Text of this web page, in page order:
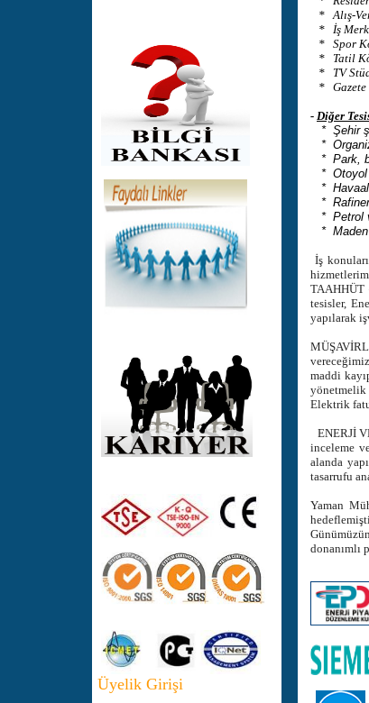
Üyelik Girişi
* Alış-
* İş
* Spor
* Tatil
* TV
* Gazete
- Diğer
* Şehir
*
* Park,
* Otoyol
*
*
* Petrol
* Maden
İş
TAAHHÜT
tesisler,
yapılarak
maddi
Elektrik
ENERJİ
inceleme
alanda
tasarrufu
Yaman
donanımlı